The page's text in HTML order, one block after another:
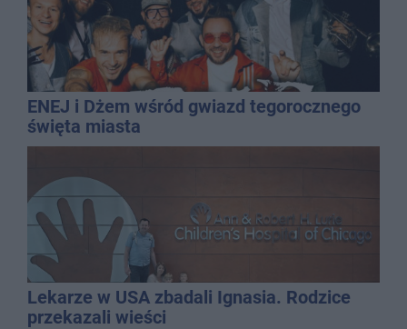
ENEJ i Dżem wśród gwiazd tegorocznego
święta miasta
Lekarze w USA zbadali Ignasia. Rodzice
przekazali wieści